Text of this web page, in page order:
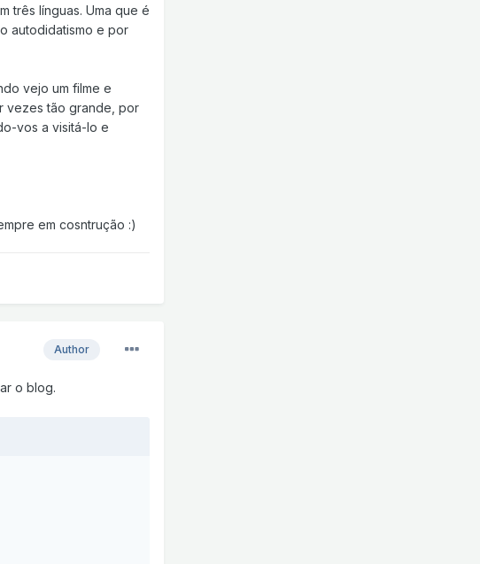
três línguas. Uma que é
autodidatismo e por
vejo um filme e
vezes tão grande, por
vos a visitá-lo e
em cosntrução :)
Author
o blog.